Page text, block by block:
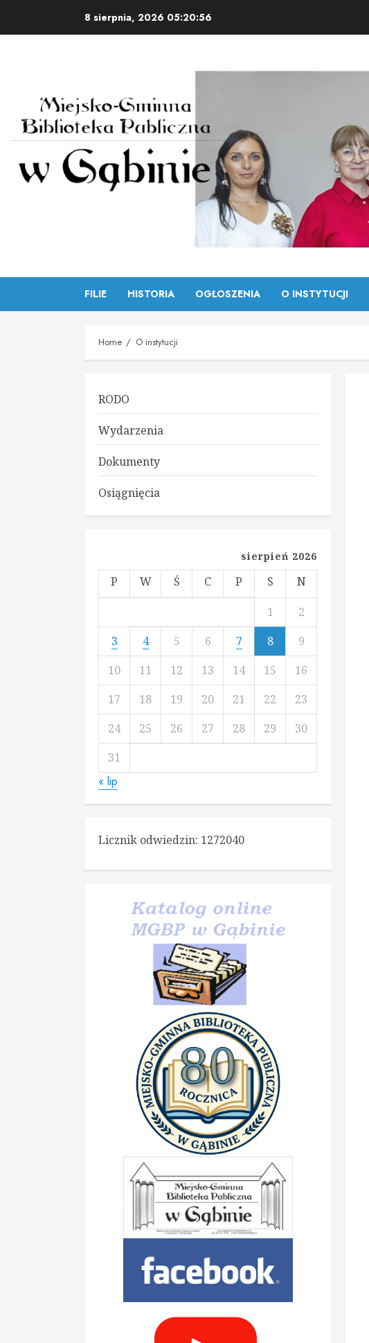
8 sierpnia, 2026 05:20:57
FILIE HISTORIA OGŁOSZENIA O INSTYTUCJI
Home O instytucji
RODO
Wydarzenia
Dokumenty
Osiągnięcia
sierpień 2026
P W Ś C P S
N
1
2
3
4 5 6 7 8
9
10
11 12 13 14 15
16
17
18 19 20 21 22
23
24
25 26 27 28 29
30
31
« lip
Licznik odwiedzin: 1272040